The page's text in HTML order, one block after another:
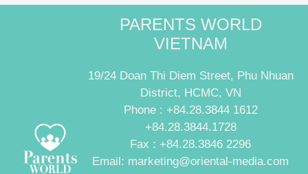
PARENTS WORLD
VIETNAM
19/24 Doan Thi Diem Street, Phu Nhuan
District, HCMC, VN
Phone : +84.28.3844 1612
+84.28.3844.1728
Fax : +84.28.3846 2296
Email: marketing@oriental-media.com